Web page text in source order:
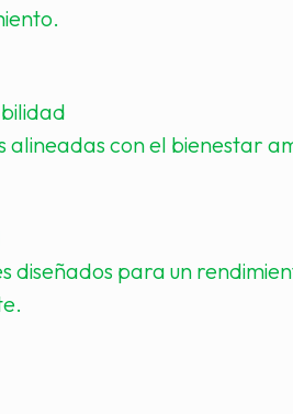
alineadas con el bienestar
diseñados para un